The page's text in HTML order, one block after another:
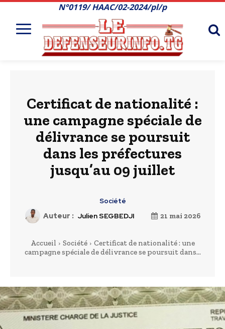
N°0119/ HAAC/02-2024/pl/p
Certificat de nationalité :
une campagne spéciale de
délivrance se poursuit
dans les préfectures
jusqu’au 09 juillet
Société
Auteur : Julien SEGBEDJI 21 mai 2026
Accueil Société
Certificat de nationalité : une
campagne spéciale de délivrance se poursuit dans...